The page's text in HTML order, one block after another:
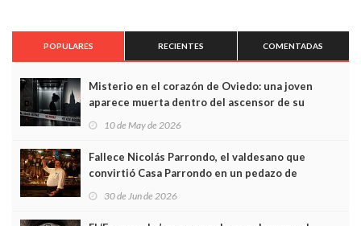
POPULARES RECIENTES COMENTADAS
Misterio en el corazón de Oviedo: una joven
aparece muerta dentro del ascensor de su
edificio y las cámaras captan sus últimos minutos
10 de May de 2026
Fallece Nicolás Parrondo, el valdesano que
convirtió Casa Parrondo en un pedazo de
Asturias en Madrid
30 de Jun de 2026